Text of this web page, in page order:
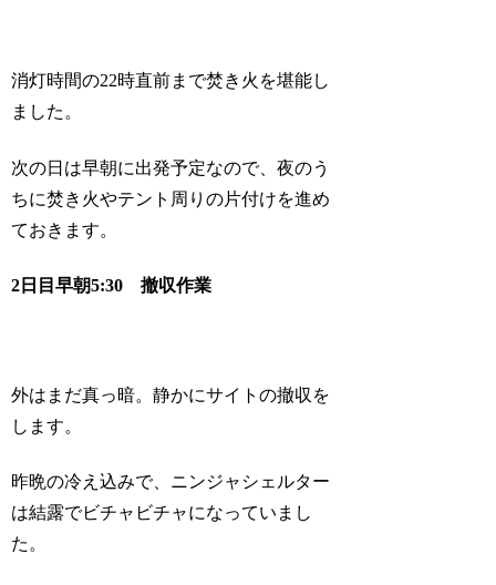
消灯時間の22時直前まで焚き火を堪能し
ました。
次の日は早朝に出発予定なので、夜のう
ちに焚き火やテント周りの片付けを進め
ておきます。
2日目早朝5:30 撤収作業
外はまだ真っ暗。静かにサイトの撤収を
します。
昨晩の冷え込みで、ニンジャシェルター
は結露でビチャビチャになっていまし
た。